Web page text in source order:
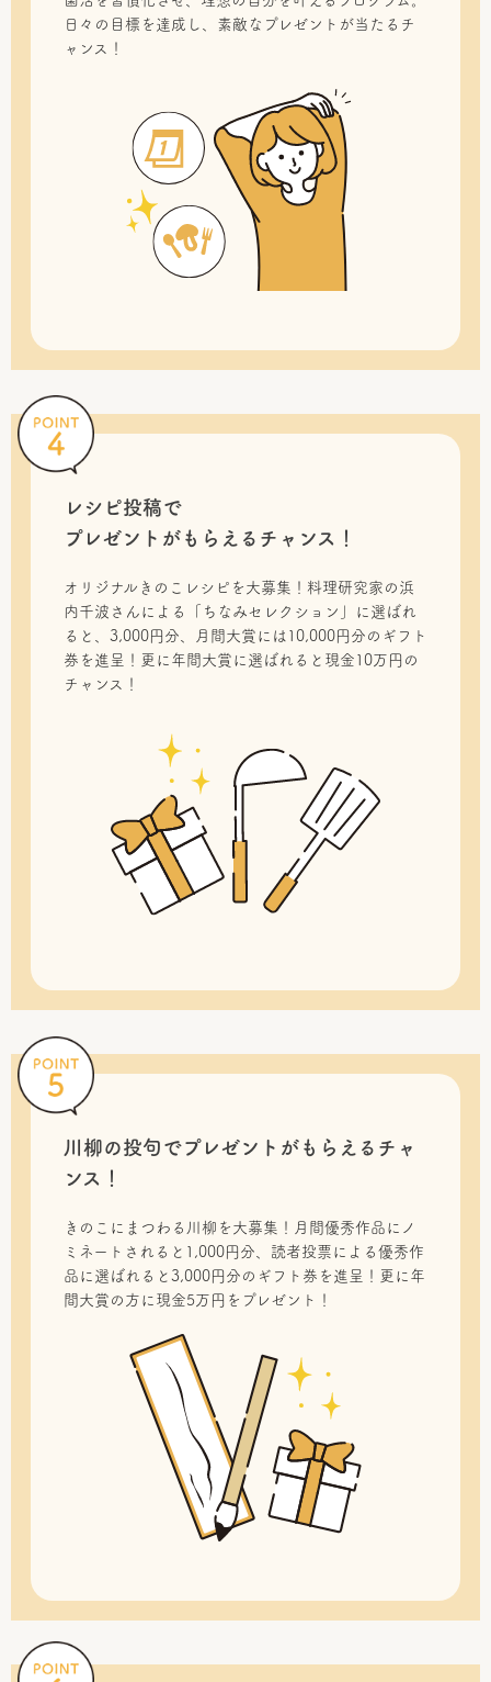
日々の目標を達成し、素敵なプレゼントが当たるチ
ャンス！
レシピ投稿で
プレゼントがもらえるチャンス！
オリジナルきのこレシピを大募集！料理研究家の浜
内千波さんによる「ちなみセレクション」に選ばれ
ると、3,000円分、月間大賞には10,000円分のギフト
券を進呈！更に年間大賞に選ばれると現金10万円の
チャンス！
川柳の投句でプレゼントがもらえるチャ
ンス！
きのこにまつわる川柳を大募集！月間優秀作品にノ
ミネートされると1,000円分、読者投票による優秀作
品に選ばれると3,000円分のギフト券を進呈！更に年
間大賞の方に現金5万円をプレゼント！